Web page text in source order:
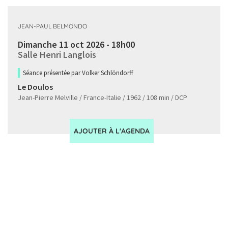
JEAN-PAUL BELMONDO
Dimanche 11 oct 2026 - 18h00
Salle Henri Langlois
Séance présentée par Volker Schlöndorff
Le Doulos
Jean-Pierre Melville / France-Italie / 1962 / 108 min / DCP
AJOUTER À L'AGENDA